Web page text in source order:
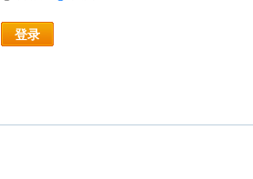
登录